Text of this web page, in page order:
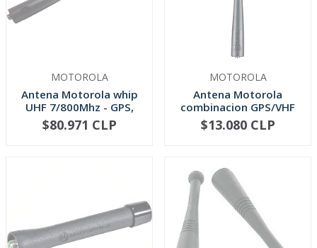
MOTOROLA
Antena Motorola whip
UHF 7/800Mhz - GPS,
(APX)
NO DISPONIBLE
$80.971 CLP
MOTOROLA
Antena Motorola
combinacion GPS/VHF
(136-147 MHz)
NO DISPONIBLE
$13.080 CLP